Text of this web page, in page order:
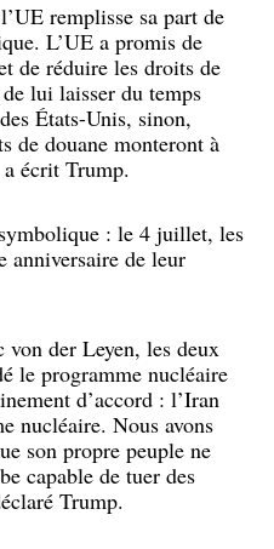
remplisse sa part de
L’UE a promis de
de réduire les droits de
lui laisser du temps
États-Unis, sinon,
de douane monteront à
écrit Trump.
: le 4 juillet, les
anniversaire de leur
von der Leyen, les deux
le programme nucléaire
d’accord : l’Iran
nucléaire. Nous avons
son propre peuple ne
capable de tuer des
Trump.